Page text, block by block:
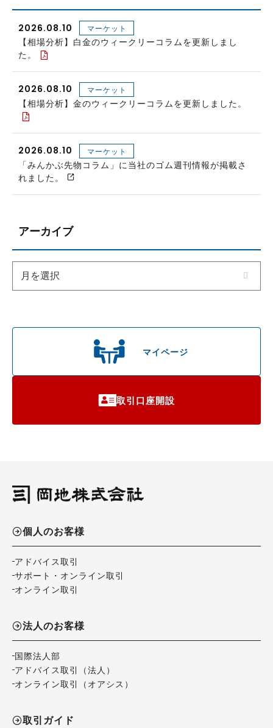
マイページ
取引口座開設
2026.08.10 マーケット
【相場分析】白金のウィークリーコラムを更新しまし
た。
2026.08.10 マーケット
【相場分析】金のウィークリーコラムを更新しました。
2026.08.10 マーケット
「みんかぶ先物コラム」に当社のゴム週刊情報が掲載さ
れました。
アーカイブ
個人のお客様
アドバイス取引
サポート・オンライン取引
オンライン取引
法人のお客様
国際法人部
アドバイス取引（法人）
オンライン取引（オアシス）
取引ガイド